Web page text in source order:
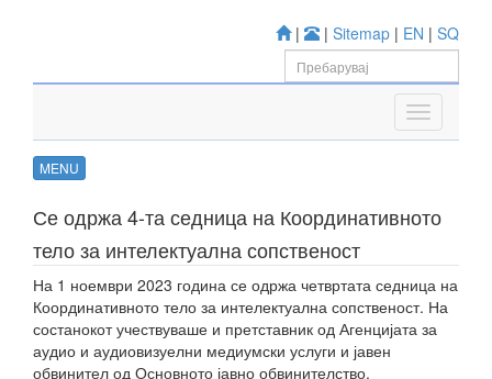
| | Sitemap | EN | SQ
MENU
Се одржа 4-та седница на Координативното
тело за интелектуална сопственост
На 1 ноември 2023 година се одржа четвртата седница на
Координативното тело за интелектуална сопственост. На
состанокот учествуваше и претставник од Агенцијата за
аудио и аудиовизуелни медиумски услуги и јавен
обвинител од Основното јавно обвинителство.